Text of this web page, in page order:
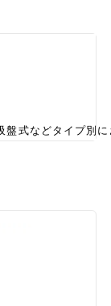
式などタイプ別